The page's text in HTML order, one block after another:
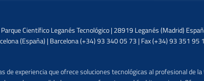
Científico Leganés Tecnológico | 28919 Leganés (Madrid)
(España) | Barcelona (+34) 93 340 05 73 | Fax (+34) 93 351 95
de experiencia que ofrece soluciones tecnológicas al profesional de